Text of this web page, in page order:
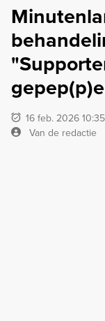
16 feb. 2026 10:35
Van de redactie